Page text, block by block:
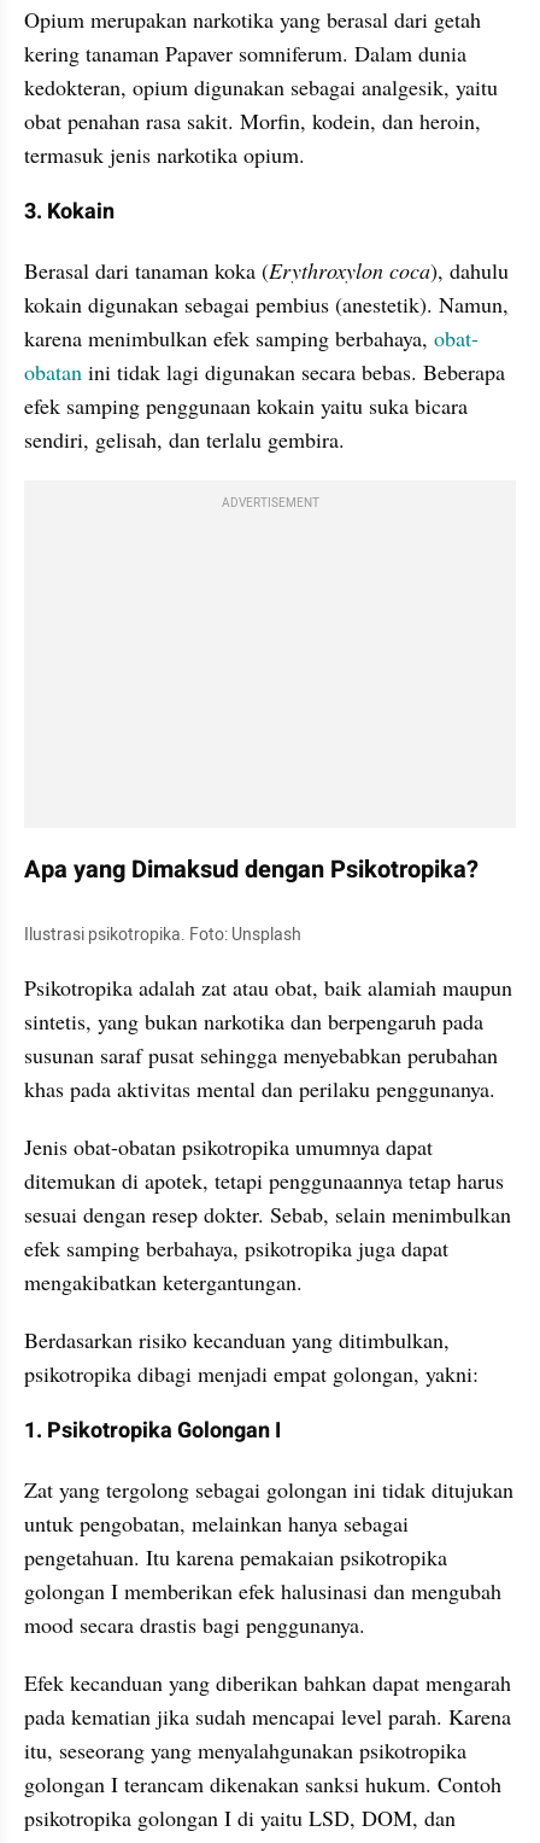
Opium merupakan narkotika yang berasal dari getah
kering tanaman Papaver somniferum. Dalam dunia
kedokteran, opium digunakan sebagai analgesik, yaitu
obat penahan rasa sakit. Morfin, kodein, dan heroin,
termasuk jenis narkotika opium.
3. Kokain
Berasal dari tanaman koka (Erythroxylon coca), dahulu
kokain digunakan sebagai pembius (anestetik). Namun,
karena menimbulkan efek samping berbahaya, obat-
obatan ini tidak lagi digunakan secara bebas. Beberapa
efek samping penggunaan kokain yaitu suka bicara
sendiri, gelisah, dan terlalu gembira.
ADVERTISEMENT
Apa yang Dimaksud dengan Psikotropika?
Ilustrasi psikotropika. Foto: Unsplash
Psikotropika adalah zat atau obat, baik alamiah maupun
sintetis, yang bukan narkotika dan berpengaruh pada
susunan saraf pusat sehingga menyebabkan perubahan
khas pada aktivitas mental dan perilaku penggunanya.
Jenis obat-obatan psikotropika umumnya dapat
ditemukan di apotek, tetapi penggunaannya tetap harus
sesuai dengan resep dokter. Sebab, selain menimbulkan
efek samping berbahaya, psikotropika juga dapat
mengakibatkan ketergantungan.
Berdasarkan risiko kecanduan yang ditimbulkan,
psikotropika dibagi menjadi empat golongan, yakni:
1. Psikotropika Golongan I
Zat yang tergolong sebagai golongan ini tidak ditujukan
untuk pengobatan, melainkan hanya sebagai
pengetahuan. Itu karena pemakaian psikotropika
golongan I memberikan efek halusinasi dan mengubah
mood secara drastis bagi penggunanya.
Efek kecanduan yang diberikan bahkan dapat mengarah
pada kematian jika sudah mencapai level parah. Karena
itu, seseorang yang menyalahgunakan psikotropika
golongan I terancam dikenakan sanksi hukum. Contoh
psikotropika golongan I di yaitu LSD, DOM, dan